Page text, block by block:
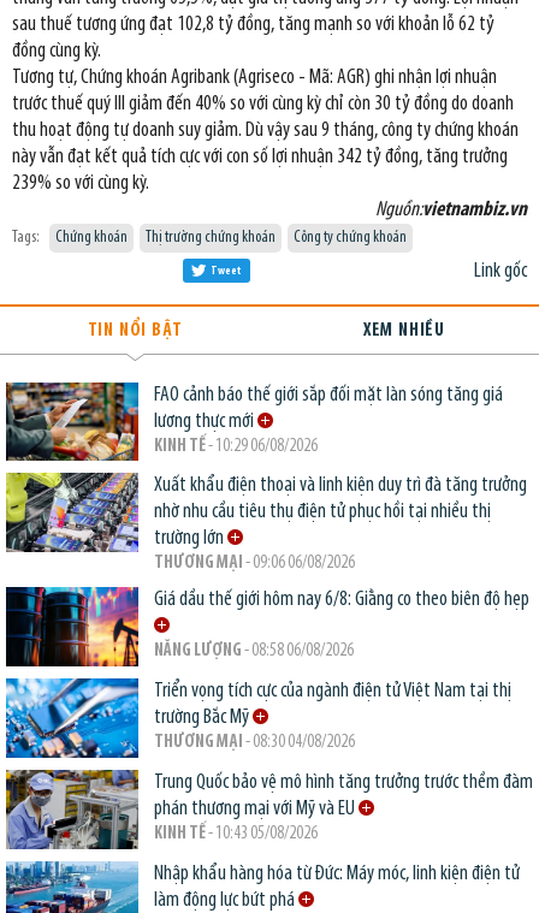
sau thuế tương ứng đạt 102,8 tỷ đồng, tăng mạnh so với khoản lỗ 62 tỷ
đồng cùng kỳ.
Tương tự, Chứng khoán Agribank (Agriseco - Mã: AGR) ghi nhận lợi nhuận
trước thuế quý III giảm đến 40% so với cùng kỳ chỉ còn 30 tỷ đồng do doanh
thu hoạt động tự doanh suy giảm. Dù vậy sau 9 tháng, công ty chứng khoán
này vẫn đạt kết quả tích cực với con số lợi nhuận 342 tỷ đồng, tăng trưởng
239% so với cùng kỳ.
Nguồn:vietnambiz.vn
Tags: Chứng khoán Thị trường chứng khoán Công ty chứng khoán
Link gốc
Tweet
TIN NỔI BẬT XEM NHIỀU
FAO cảnh báo thế giới sắp đối mặt làn sóng tăng giá
lương thực mới
KINH TẾ- 10:29 06/08/2026
Xuất khẩu điện thoại và linh kiện duy trì đà tăng trưởng
nhờ nhu cầu tiêu thụ điện tử phục hồi tại nhiều thị
trường lớn
THƯƠNG MẠI - 09:06 06/08/2026
Giá dầu thế giới hôm nay 6/8: Giằng co theo biên độ hẹp
NĂNG LƯỢNG - 08:58 06/08/2026
Triển vọng tích cực của ngành điện tử Việt Nam tại thị
trường Bắc Mỹ
THƯƠNG MẠI - 08:30 04/08/2026
Trung Quốc bảo vệ mô hình tăng trưởng trước thềm đàm
phán thương mại với Mỹ và EU
KINH TẾ- 10:43 05/08/2026
Nhập khẩu hàng hóa từ Đức: Máy móc, linh kiện điện tử
làm động lực bứt phá